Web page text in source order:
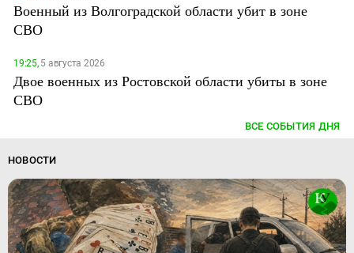
Военный из Волгоградской области убит в зоне
СВО
19:25,5 августа 2026
Двое военных из Ростовской области убиты в зоне
СВО
ВСЕ СОБЫТИЯ ДНЯ
НОВОСТИ